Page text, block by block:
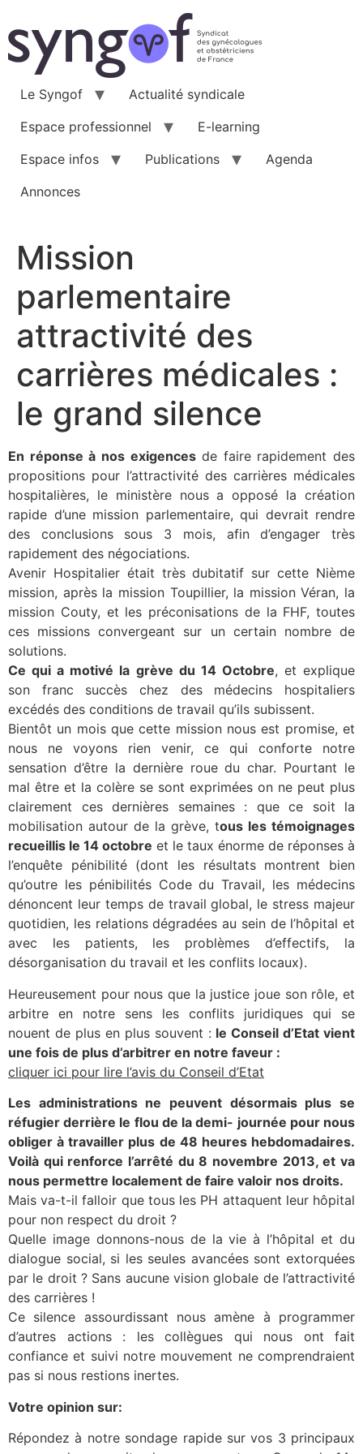
au
contenu
Le Syngof
Actualité syndicale
Espace professionnel
E-learning
Espace infos
Publications
Agenda
Annonces
Mission
parlementaire
attractivité des
carrières médicales :
le grand silence
En réponse à nos exigencesde faire rapidement des
propositions pour l’attractivité des carrières médicales
hospitalières, le ministère nous a opposé la création
rapide d’une mission parlementaire, qui devrait rendre
des conclusions sous 3 mois, afin d’engager très
rapidement des négociations.
Avenir Hospitalier était très dubitatif sur cette Nième
mission, après la mission Toupillier, la mission Véran, la
mission Couty, et les préconisations de la FHF, toutes
ces missions convergeant sur un certain nombre de
solutions.
Ce qui a motivé la grève du 14 Octobre, et explique
son franc succès chez des médecins hospitaliers
excédés des conditions de travail qu’ils subissent.
Bientôt un mois que cette mission nous est promise, et
nous ne voyons rien venir, ce qui conforte notre
sensation d’être la dernière roue du char. Pourtant le
mal être et la colère se sont exprimées on ne peut plus
clairement ces dernières semaines : que ce soit la
mobilisation autour de la grève, tous les témoignages
recueillis le 14 octobre et le taux énorme de réponses à
l’enquête pénibilité (dont les résultats montrent bien
qu’outre les pénibilités Code du Travail, les médecins
dénoncent leur temps de travail global, le stress majeur
quotidien, les relations dégradées au sein de l’hôpital et
avec les patients, les problèmes d’effectifs, la
désorganisation du travail et les conflits locaux).
Heureusement pour nous que la justice joue son rôle, et
arbitre en notre sens les conflits juridiques qui se
nouent de plus en plus souvent : le Conseil d’Etat vient
une fois de plus d’arbitrer en notre faveur :
cliquer ici pour lire l’avis du Conseil d’Etat
Les administrations ne peuvent désormais plus se
réfugier derrière le flou de la demi- journée pour nous
obliger à travailler plus de 48 heures hebdomadaires.
Voilà qui renforce l’arrêté du 8 novembre 2013, et va
nous permettre localement de faire valoir nos droits.
Mais va-t-il falloir que tous les PH attaquent leur hôpital
pour non respect du droit ?
Quelle image donnons-nous de la vie à l’hôpital et du
dialogue social, si les seules avancées sont extorquées
par le droit ? Sans aucune vision globale de l’attractivité
des carrières !
Ce silence assourdissant nous amène à programmer
d’autres actions : les collègues qui nous ont fait
confiance et suivi notre mouvement ne comprendraient
pas si nous restions inertes.
Votre opinion sur:
Répondez à notre sondage rapide sur vos 3 principaux